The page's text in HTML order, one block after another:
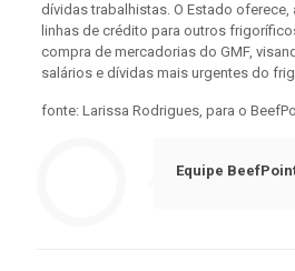
dívidas trabalhistas. O Estado
linhas de crédito para outros
compra de mercadorias do GMF,
salários e dívidas mais urgentes do
fonte: Larissa Rodrigues, para o
Equipe